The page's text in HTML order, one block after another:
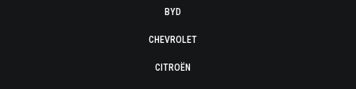
BYD
CHEVROLET
CITROËN